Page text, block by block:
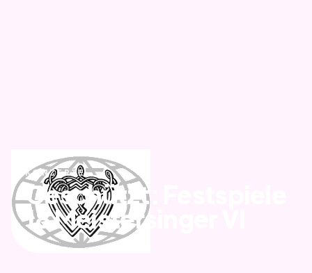
KONZERTE
Geschützt: Festspiele
18 Meistersinger VI